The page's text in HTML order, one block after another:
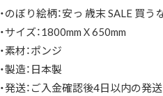
・のぼり絵柄：安っ 歳末 SALE 買
・サイズ：1800mmＸ650mm
・素材：ポンジ
・製造：日本製
・発送：ご入金確認後4日以内の発送